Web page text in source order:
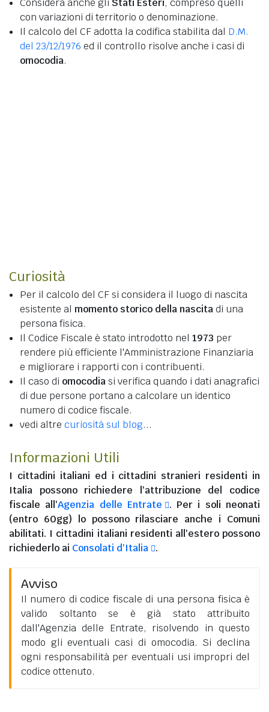
Considera anche gli Stati Esteri, compreso quelli
con variazioni di territorio o denominazione.
Il calcolo del CF adotta la codifica stabilita dal D.M.
del 23/12/1976 ed il controllo risolve anche i casi di
omocodia.
Curiosità
Per il calcolo del CF si considera il luogo di nascita
esistente al momento storico della nascitadi una
persona fisica.
Il Codice Fiscale è stato introdotto nel 1973 per
rendere più efficiente l'Amministrazione Finanziaria
e migliorare i rapporti con i contribuenti.
Il caso di omocodiasi verifica quando i dati anagrafici
di due persone portano a calcolare un identico
numero di codice fiscale.
vedi altre curiosità sul blog...
Informazioni Utili
I cittadini italiani ed i cittadini stranieri residenti in
Italia possono richiedere l'attribuzione del codice
fiscale all'Agenzia delle Entrate
. Per i soli neonati
(entro 60gg) lo possono rilasciare anche i Comuni
abilitati. I cittadini italiani residenti all'esteropossono
richiederlo ai Consolati d'Italia .
Avviso
Il numero di codice fiscale di una persona fisica è
valido soltanto se è già stato attribuito
dall'Agenzia delle Entrate, risolvendo in questo
modo gli eventuali casi di omocodia. Si declina
ogni responsabilità per eventuali usi impropri del
codice ottenuto.